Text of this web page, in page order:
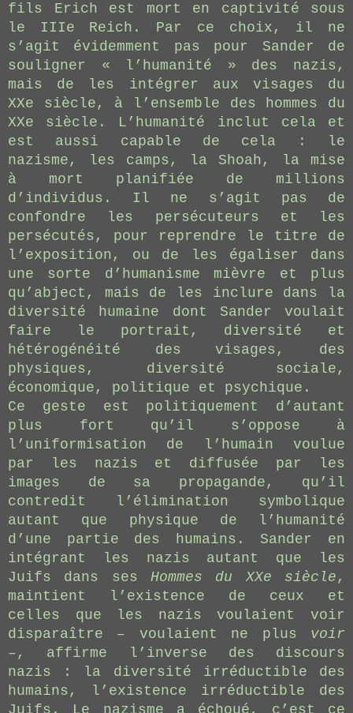
fils Erich est mort en captivité sous
le IIIe Reich. Par ce choix, il ne
s’agit évidemment pas pour Sander de
souligner « l’humanité » des nazis,
mais de les intégrer aux visages du
XXe siècle, à l’ensemble des hommes du
XXe siècle. L’humanité inclut cela et
est aussi capable de cela : le
nazisme, les camps, la Shoah, la mise
à mort planifiée de millions
d’individus. Il ne s’agit pas de
confondre les persécuteurs et les
persécutés, pour reprendre le titre de
l’exposition, ou de les égaliser dans
une sorte d’humanisme mièvre et plus
qu’abject, mais de les inclure dans la
diversité humaine dont Sander voulait
faire le portrait, diversité et
hétérogénéité des visages, des
physiques, diversité sociale,
économique, politique et psychique.
Ce geste est politiquement d’autant
plus fort qu’il s’oppose à
l’uniformisation de l’humain voulue
par les nazis et diffusée par les
images de sa propagande, qu’il
contredit l’élimination symbolique
autant que physique de l’humanité
d’une partie des humains. Sander en
intégrant les nazis autant que les
Juifs dans ses Hommes du XXe siècle ,
maintient l’existence de ceux et
celles que les nazis voulaient voir
disparaître – voulaient ne plus voir
–, affirme l’inverse des discours
nazis : la diversité irréductible des
humains, l’existence irréductible des